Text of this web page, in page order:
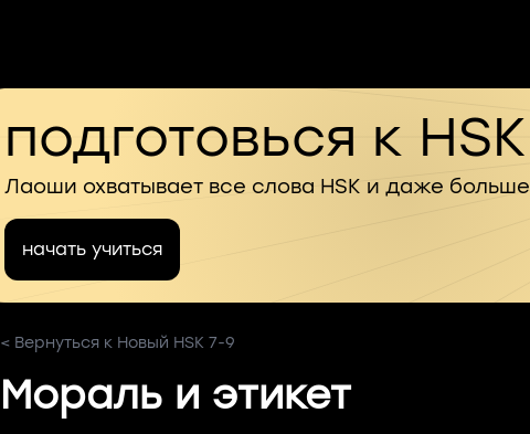
подготовься к HSK
Лаоши охватывает все слова HSK и даже больше
начать учиться
< Вернуться к Новый HSK 7-9
Мораль и этикет